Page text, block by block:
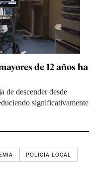
de 12 años ha
de descender desde
significativamente
POLICÍA LOCAL